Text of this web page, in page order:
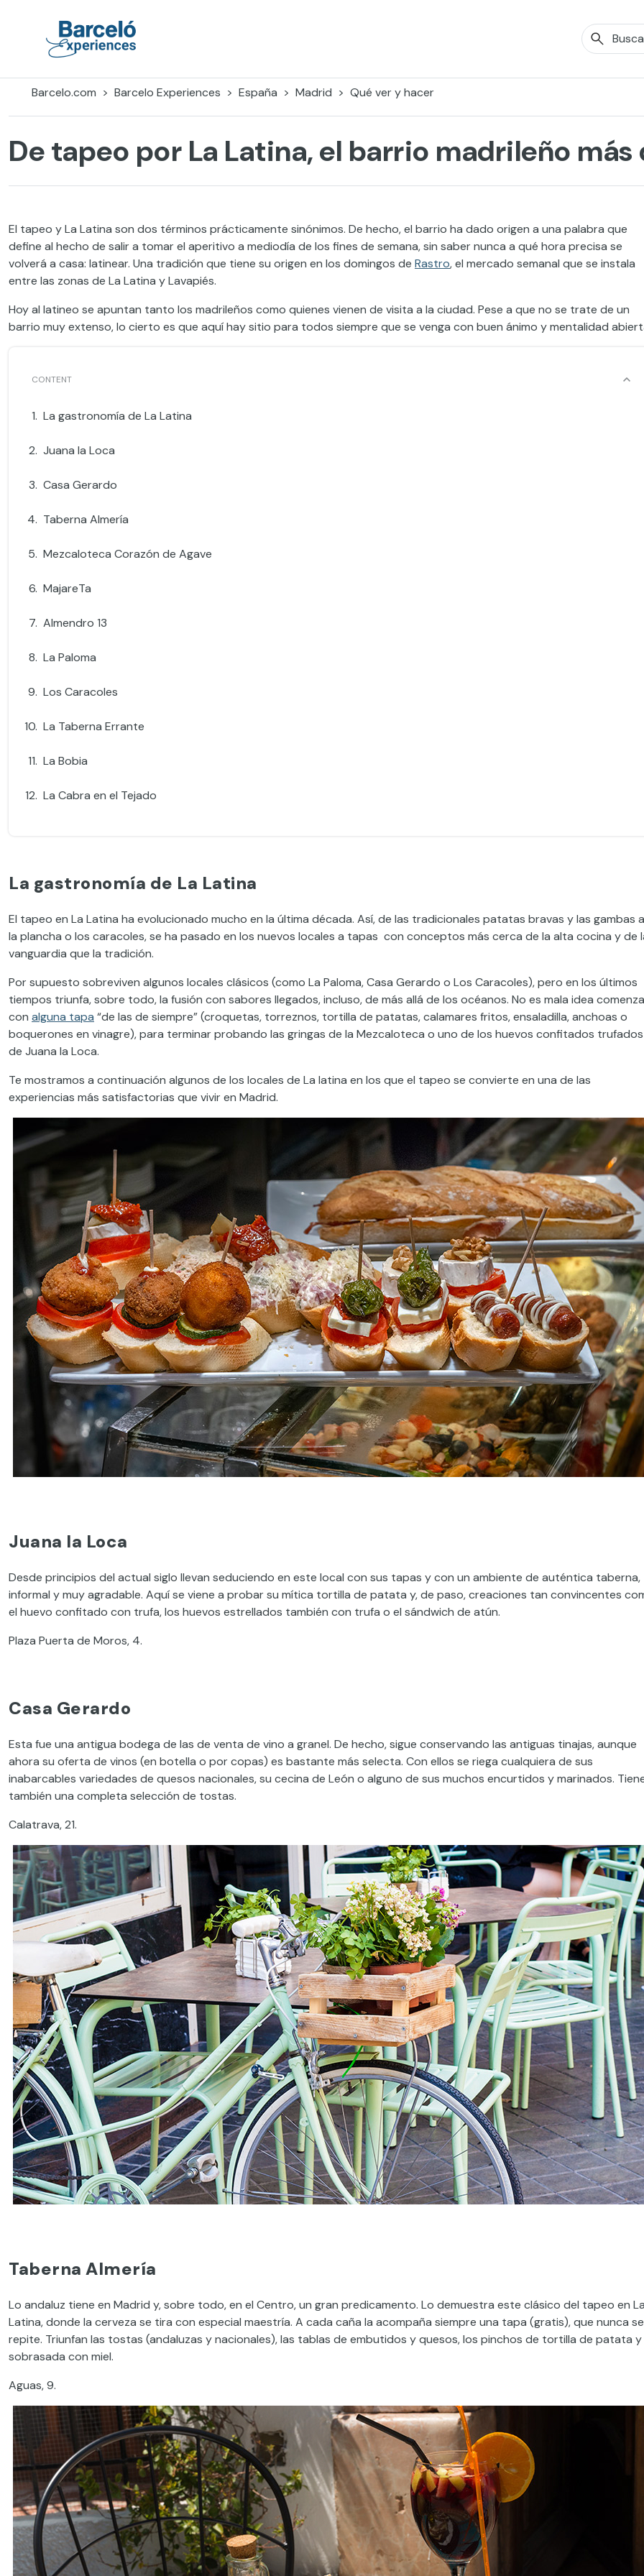
Barcelo.com
Barcelo Experiences España Madrid Qué ver y hacer
De tapeo por La Latina, el barrio madrileño
El tapeo y La Latina son dos términos prácticamente sinónimos. De hecho, el barrio ha dado origen a una palabra que
define al hecho de salir a tomar el aperitivo a mediodía de los fines de semana, sin saber nunca a qué hora precisa se
volverá a casa: latinear. Una tradición que tiene su origen en los domingos de Rastro, el mercado semanal que se instala
entre las zonas de La Latina y Lavapiés.
Hoy al latineo se apuntan tanto los madrileños como quienes vienen de visita a la ciudad. Pese a que no se trate de un
barrio muy extenso, lo cierto es que aquí hay sitio para todos siempre que se venga con buen ánimo y mentalidad
La gastronomía de La Latina
Juana la Loca
Casa Gerardo
Taberna Almería
Mezcaloteca Corazón de Agave
MajareTa
Almendro 13
La Paloma
Los Caracoles
La Taberna Errante
La Bobia
La Cabra en el Tejado
La gastronomía de La Latina
El tapeo en La Latina ha evolucionado mucho en la última década. Así, de las tradicionales patatas bravas y las gambas a
la plancha o los caracoles, se ha pasado en los nuevos locales a tapas con conceptos más cerca de la alta cocina y de
vanguardia que la tradición.
Por supuesto sobreviven algunos locales clásicos (como La Paloma, Casa Gerardo o Los Caracoles), pero en los últimos
tiempos triunfa, sobre todo, la fusión con sabores llegados, incluso, de más allá de los océanos. No es mala idea
con alguna tapa “de las de siempre” (croquetas, torreznos, tortilla de patatas, calamares fritos, ensaladilla, anchoas o
boquerones en vinagre), para terminar probando las gringas de la Mezcaloteca o uno de los huevos confitados trufados
de Juana la Loca.
Te mostramos a continuación algunos de los locales de La latina en los que el tapeo se convierte en una de las
experiencias más satisfactorias que vivir en Madrid.
Juana la Loca
Desde principios del actual siglo llevan seduciendo en este local con sus tapas y con un ambiente de auténtica taberna,
informal y muy agradable. Aquí se viene a probar su mítica tortilla de patata y, de paso, creaciones tan convincentes
el huevo confitado con trufa, los huevos estrellados también con trufa o el sándwich de atún.
Plaza Puerta de Moros, 4.
Casa Gerardo
Esta fue una antigua bodega de las de venta de vino a granel. De hecho, sigue conservando las antiguas tinajas, aunque
ahora su oferta de vinos (en botella o por copas) es bastante más selecta. Con ellos se riega cualquiera de sus
inabarcables variedades de quesos nacionales, su cecina de León o alguno de sus muchos encurtidos y marinados.
también una completa selección de tostas.
Calatrava, 21.
Taberna Almería
Lo andaluz tiene en Madrid y, sobre todo, en el Centro, un gran predicamento. Lo demuestra este clásico del tapeo en
Latina, donde la cerveza se tira con especial maestría. A cada caña la acompaña siempre una tapa (gratis), que nunca se
repite. Triunfan las tostas (andaluzas y nacionales), las tablas de embutidos y quesos, los pinchos de tortilla de patata y
sobrasada con miel.
Aguas, 9.